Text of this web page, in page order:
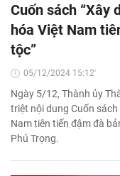
Cuốn sách “Xây
hóa Việt Nam
tộc”
05/12/2024 15:12'
Ngày 5/12, Thành ủy
triệt nội dung Cuốn
Nam tiên tiến đậm đà
Phú Trọng.